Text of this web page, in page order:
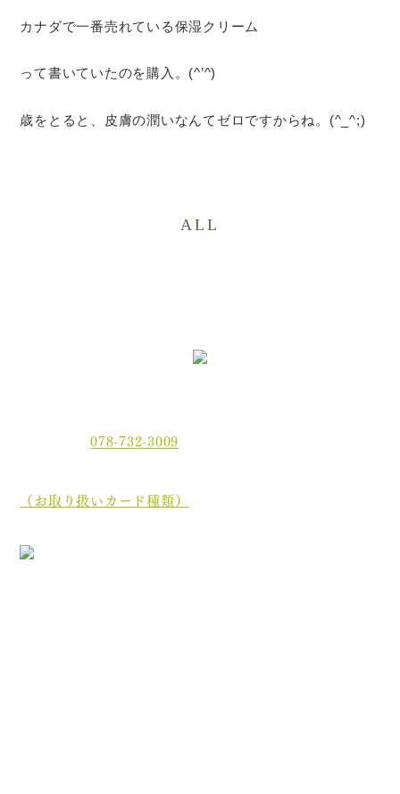
カナダで一番売れている保湿クリーム
って書いていたのを購入。(^’^)
歳をとると、皮膚の潤いなんてゼロですからね。(^_^;)
ALL
電話番号：078-732-3009
（お取り扱いカード種類）